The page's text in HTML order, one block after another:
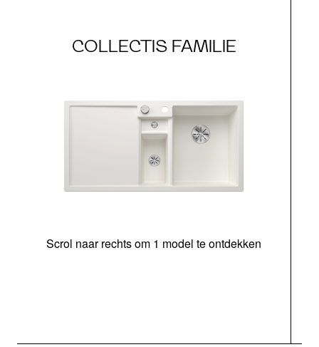
COLLECTIS FAMILIE
Scrol naar rechts om 1 model te ontdekken